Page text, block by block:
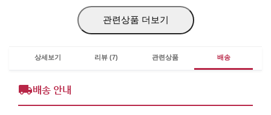
관련상품 더보기
상세보기 리뷰 (7) 관련상품 배송
배송 안내